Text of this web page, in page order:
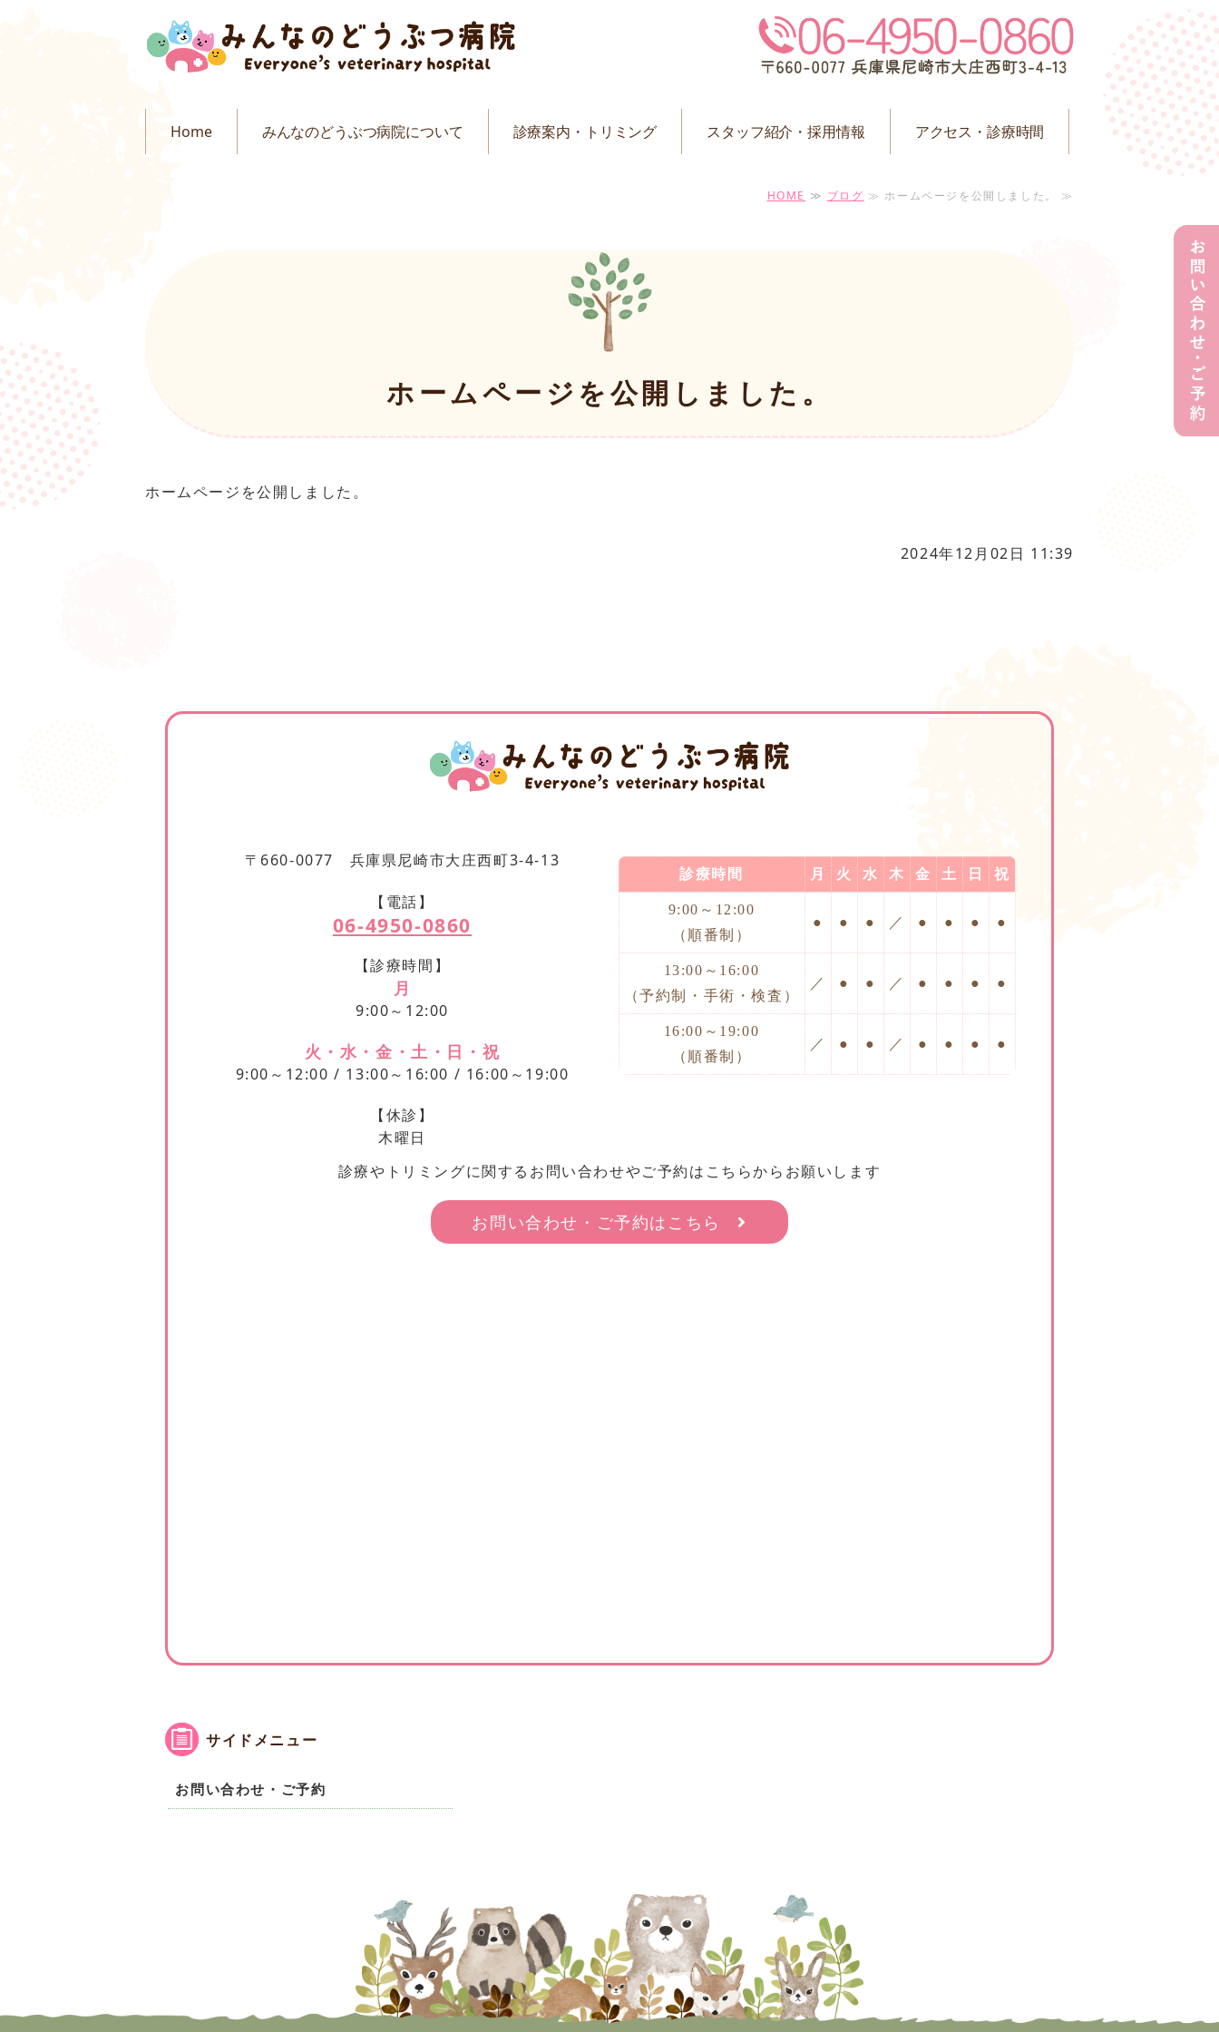
みんなのどうぶつ病院 尼崎｜尼崎市大庄西町
Home みんなのどうぶつ病院について 診療案内・トリミング スタッフ紹介・採用情報 アクセス・診療時間
HOME ≫ ブログ ≫ ホームページを公開しました。 ≫
ホームページを公開しました。
ホームページを公開しました。
2024年12月02日 11:39
〒660-0077 兵庫県尼崎市大庄西町3-4-13
【電話】
06-4950-0860
【診療時間】
月
9:00～12:00
火・水・金・土・日・祝
9:00～12:00 / 13:00～16:00 / 16:00～19:00
【休診】
木曜日
診療時間 月 火 水 木 金 土 日 祝
9:00～12:00
（順番制）
● ● ● ／ ● ● ● ●
13:00～16:00
（予約制・手術・検査）
／ ● ● ／ ● ● ● ●
16:00～19:00
（順番制）
／ ● ● ／ ● ● ● ●
診療やトリミングに関するお問い合わせやご予約はこちらからお願いします
お問い合わせ・ご予約はこちら
サイドメニュー
お問い合わせ・ご予約